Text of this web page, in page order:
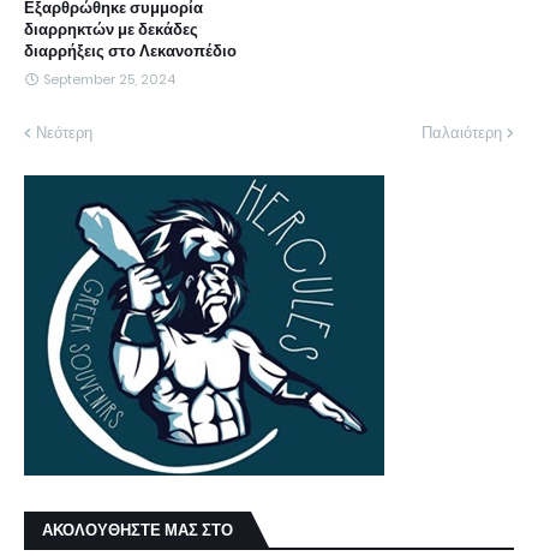
Εξαρθρώθηκε συμμορία
διαρρηκτών με δεκάδες
διαρρήξεις στο Λεκανοπέδιο
September 25, 2024
Νεότερη Παλαιότερη
ΑΚΟΛΟΥΘΗΣΤΕ ΜΑΣ ΣΤΟ